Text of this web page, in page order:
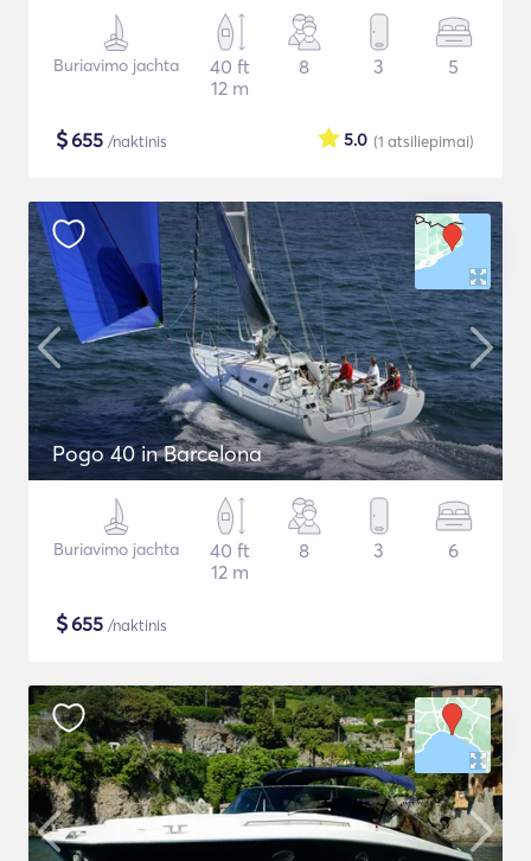
Buriavimo jachta
40 ft
12 m
8 3 5
$655 /naktinis (1 atsiliepimai)
5.0
Pogo 40 in Barcelona
Buriavimo jachta
40 ft
12 m
8 3 6
$655 /naktinis